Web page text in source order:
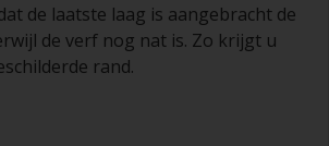
de laatste laag is aangebracht de
de verf nog nat is. Zo krijgt u
rand.